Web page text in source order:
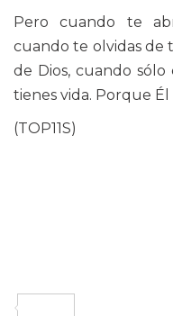
Pero cuando te
cuando te olvidas de
de Dios, cuando sólo
tienes vida. Porque Él
(TOP11S)